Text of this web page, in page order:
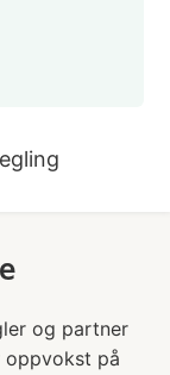
og partner
oppvokst på